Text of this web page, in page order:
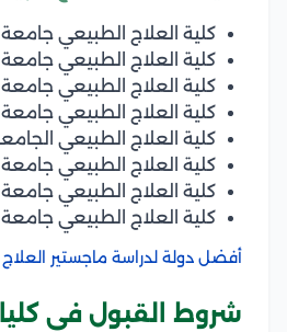
كلية العلاج الطبيعي جامعة
كلية العلاج الطبيعي جامعة 6 أكتوبر
كلية العلاج الطبيعي
كلية العلاج الطبيعي جامعة
كلية العلاج الطبيعي
كلية العلاج الطبيعي جامعة
كلية العلاج الطبيعي
كلية العلاج الطبيعي
أفضل دولة لدراسة ماجستير
شروط القبول في